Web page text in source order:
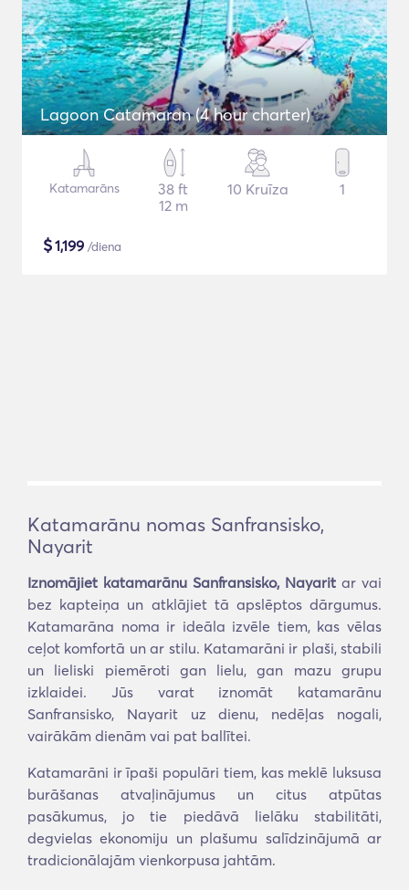
Lagoon Catamaran (4 hour charter)
Katamarāns
38 ft
12 m
10 Kruīza 1
$1,199 /diena
Katamarānu nomas Sanfransisko,
Nayarit
Iznomājiet katamarānu Sanfransisko, Nayarit ar vai
bez kapteiņa un atklājiet tā apslēptos dārgumus.
Katamarāna noma ir ideāla izvēle tiem, kas vēlas
ceļot komfortā un ar stilu. Katamarāni ir plaši, stabili
un lieliski piemēroti gan lielu, gan mazu grupu
izklaidei. Jūs varat iznomāt katamarānu
Sanfransisko, Nayarit uz dienu, nedēļas nogali,
vairākām dienām vai pat ballītei.
Katamarāni ir īpaši populāri tiem, kas meklē luksusa
burāšanas atvaļinājumus un citus atpūtas
pasākumus, jo tie piedāvā lielāku stabilitāti,
degvielas ekonomiju un plašumu salīdzinājumā ar
tradicionālajām vienkorpusa jahtām.